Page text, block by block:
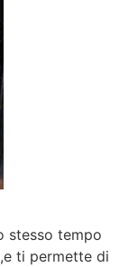
stesso tempo
ti permette di